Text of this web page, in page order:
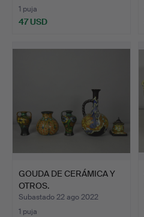
1 puja
47 USD
GOUDA DE CERÁMICA Y
OTROS.
Subastado 22 ago 2022
1 puja